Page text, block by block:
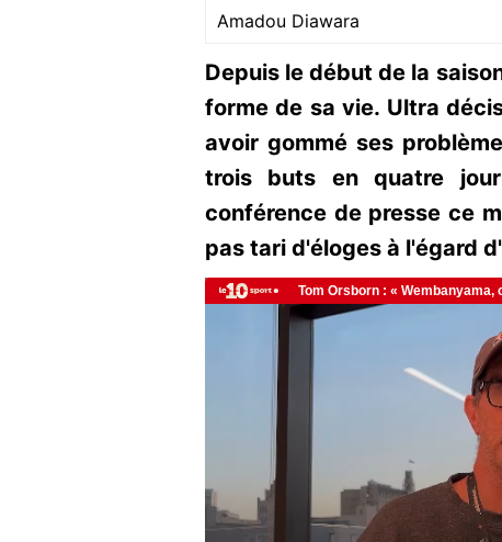
Amadou Diawara
Depuis le début de la
forme de sa vie. Ultra
avoir gommé ses
trois buts en quatre
conférence de presse ce
pas tari d'éloges à l'égard